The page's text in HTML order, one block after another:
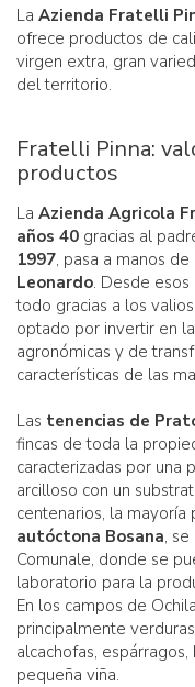
La Azienda Fratelli
ofrece productos de
virgen extra, gran
del territorio.
Fratelli Pinna:
productos
La Azienda Agricola
años 40 gracias al
1997, pasa a manos de
Leonardo. Desde
todo gracias a los
optado por invertir en
agronómicas y de
características de las
Las tenencias de
fincas de toda la
caracterizadas por una
arcilloso con un
centenarios, la
autóctona Bosana,
Comunale, donde se
laboratorio para la
En los campos de
principalmente
alcachofas,
pequeña viña.